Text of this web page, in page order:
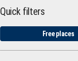
Quick filters
Free places